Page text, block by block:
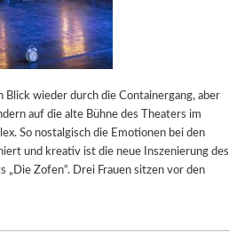
Blick wieder durch die Containergang, aber
auf die alte Bühne des Theaters im
So nostalgisch die Emotionen bei den
und kreativ ist die neue Inszenierung des
„Die Zofen“. Drei Frauen sitzen vor den